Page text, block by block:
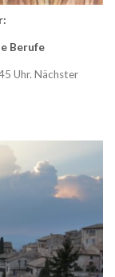
Berufe
Uhr. Nächster